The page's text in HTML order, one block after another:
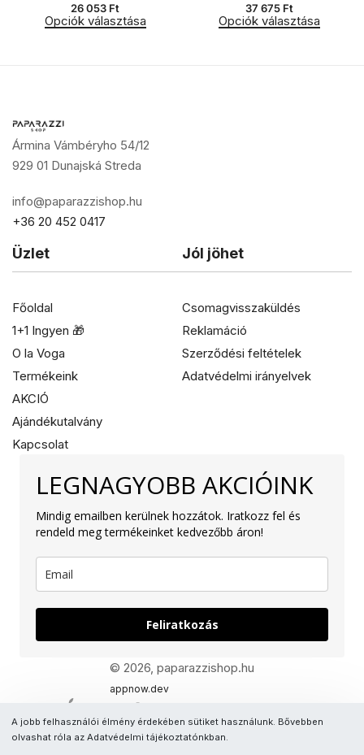
26 053 Ft
Opciók választása
37 675 Ft
Opciók választása
Ármina Vámbéryho 54/12
929 01 Dunajská Streda
info@paparazzishop.hu
+36 20 452 0417
Üzlet
Főoldal
1+1 Ingyen 🎁
O la Voga
Termékeink
AKCIÓ
Ajándékutalvány
Kapcsolat
Jól jöhet
Csomagvisszaküldés
Reklamáció
Szerződési feltételek
Adatvédelmi irányelvek
LEGNAGYOBB AKCIÓINK
Mindig emailben kerülnek hozzátok. Iratkozz fel és
rendeld meg termékeinket kedvezőbb áron!
Feliratkozás
© 2026, paparazzishop.hu
appnow.dev
A jobb felhasználói élmény érdekében sütiket használunk. Bővebben
olvashat róla az Adatvédelmi tájékoztatónkban.